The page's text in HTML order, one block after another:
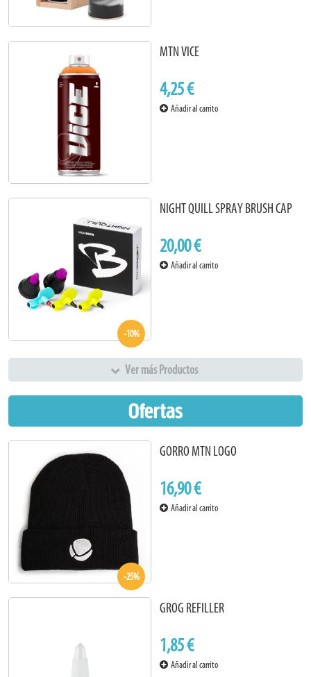
MTN VICE
4,25 €
Añadir al carrito
-10%
NIGHT QUILL SPRAY BRUSH CAP
20,00 €
Añadir al carrito
Ver más Productos
Ofertas
-25%
GORRO MTN LOGO
16,90 €
Añadir al carrito
GROG REFILLER
1,85 €
Añadir al carrito